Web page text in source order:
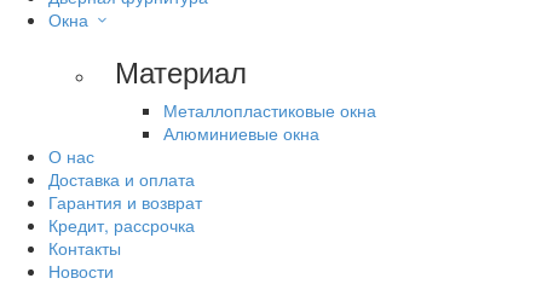
Окна
Материал
Металлопластиковые окна
Алюминиевые окна
О нас
Доставка и оплата
Гарантия и возврат
Кредит, рассрочка
Контакты
Новости